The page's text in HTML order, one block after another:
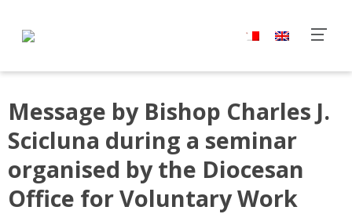
Message by Bishop Charles J.
Scicluna during a seminar
organised by the Diocesan
Office for Voluntary Work